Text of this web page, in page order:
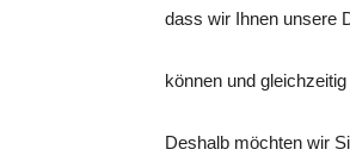
dass wir Ihnen unsere
können und
Deshalb möchten wir